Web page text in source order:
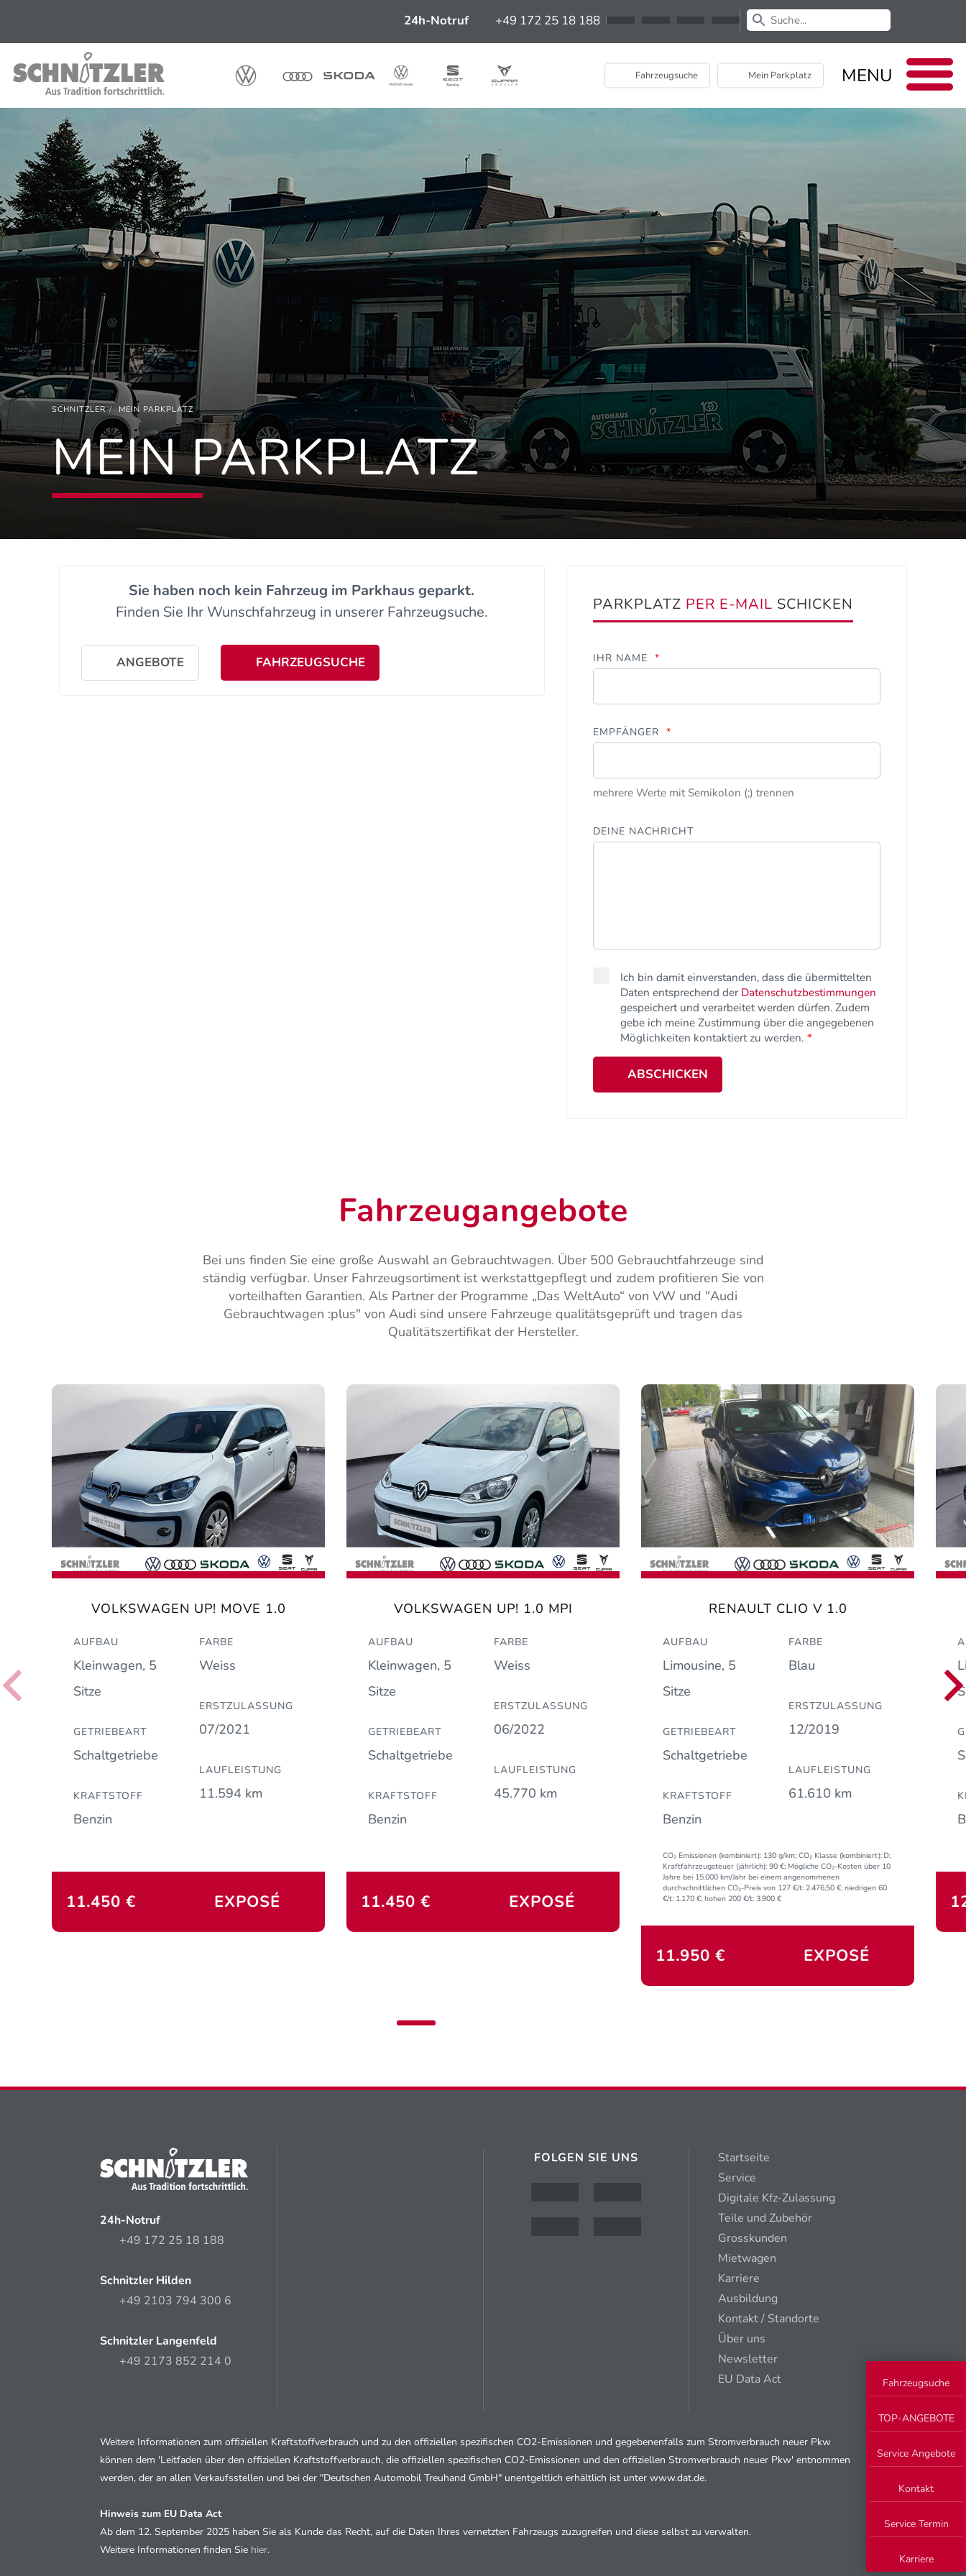
Fahrzeugsuche
TOP-ANGEBOTE
Service Angebote
Kontakt
Service Termin
Karriere
24h-Notruf +49 172 25 18 188
Fahrzeugsuche Mein Parkplatz MENU
Newsletter
EU Data Act
SCHNITZLER MEIN PARKPLATZ
MEIN PARKPLATZ
Sie haben noch kein Fahrzeug im Parkhaus geparkt.
Finden Sie Ihr Wunschfahrzeug in unserer Fahrzeugsuche.
ANGEBOTE FAHRZEUGSUCHE
PARKPLATZ PER E-MAIL SCHICKEN
IHR NAME *
EMPFÄNGER *
mehrere Werte mit Semikolon (;) trennen
DEINE NACHRICHT
Ich bin damit einverstanden, dass die übermittelten
Daten entsprechend der Datenschutzbestimmungen
gespeichert und verarbeitet werden dürfen. Zudem
gebe ich meine Zustimmung über die angegebenen
Möglichkeiten kontaktiert zu werden. *
ABSCHICKEN
Fahrzeugangebote
Bei uns finden Sie eine große Auswahl an Gebrauchtwagen. Über 500 Gebrauchtfahrzeuge sind
ständig verfügbar. Unser Fahrzeugsortiment ist werkstattgepflegt und zudem profitieren Sie von
vorteilhaften Garantien. Als Partner der Programme „Das WeltAuto“ von VW und "Audi
Gebrauchtwagen :plus" von Audi sind unsere Fahrzeuge qualitätsgeprüft und tragen das
Qualitätszertifikat der Hersteller.
VOLKSWAGEN UP! MOVE 1.0
AUFBAU
Kleinwagen, 5
Sitze
GETRIEBEART
Schaltgetriebe
KRAFTSTOFF
Benzin
FARBE
Weiss
ERSTZULASSUNG
07/2021
LAUFLEISTUNG
11.594 km
11.450 € EXPOSÉ
VOLKSWAGEN UP! 1.0 MPI
AUFBAU
Kleinwagen, 5
Sitze
GETRIEBEART
Schaltgetriebe
KRAFTSTOFF
Benzin
FARBE
Weiss
ERSTZULASSUNG
06/2022
LAUFLEISTUNG
45.770 km
11.450 € EXPOSÉ
RENAULT CLIO V 1.0
AUFBAU
Limousine, 5
Sitze
GETRIEBEART
Schaltgetriebe
KRAFTSTOFF
Benzin
FARBE
Blau
ERSTZULASSUNG
12/2019
LAUFLEISTUNG
61.610 km
CO₂ Emissionen (kombiniert): 130 g/km; CO₂ Klasse (kombiniert): D;
Kraftfahrzeugsteuer (jährlich): 90 €; Mögliche CO₂-Kosten über 10
Jahre bei 15.000 km/Jahr bei einem angenommenen
durchschnittlichen CO₂-Preis von 127 €/t: 2.476,50 €; niedrigen 60
€/t: 1.170 €; hohen 200 €/t: 3.900 €
11.950 € EXPOSÉ
24h-Notruf
+49 172 25 18 188
Schnitzler Hilden
+49 2103 794 300 6
Schnitzler Langenfeld
+49 2173 852 214 0
FOLGEN SIE UNS
Startseite
Service
Digitale Kfz-Zulassung
Teile und Zubehör
Grosskunden
Mietwagen
Karriere
Ausbildung
Kontakt / Standorte
Über uns
Newsletter
EU Data Act
Weitere Informationen zum offiziellen Kraftstoffverbrauch und zu den offiziellen spezifischen CO2-Emissionen und gegebenenfalls zum Stromverbrauch neuer Pkw
können dem 'Leitfaden über den offiziellen Kraftstoffverbrauch, die offiziellen spezifischen CO2-Emissionen und den offiziellen Stromverbrauch neuer Pkw' entnommen
werden, der an allen Verkaufsstellen und bei der "Deutschen Automobil Treuhand GmbH" unentgeltlich erhältlich ist unter www.dat.de.
Hinweis zum EU Data Act
Ab dem 12. September 2025 haben Sie als Kunde das Recht, auf die Daten Ihres vernetzten Fahrzeugs zuzugreifen und diese selbst zu verwalten.
Weitere Informationen finden Sie hier.